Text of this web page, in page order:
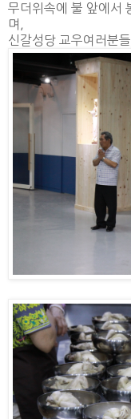
무더위속에 불 앞에서
며,
신갈성당 교우여러분